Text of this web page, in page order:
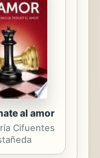
al amor
Cifuentes